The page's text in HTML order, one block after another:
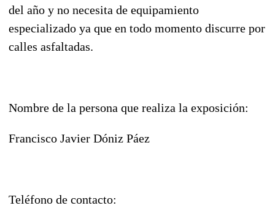
del año y no necesita de equipamiento
especializado ya que en todo momento discurre por
calles asfaltadas.
Nombre de la persona que realiza la exposición:
Francisco Javier Dóniz Páez
Teléfono de contacto: